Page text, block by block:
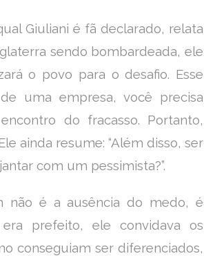
Giuliani é fã declarado, relata
sendo bombardeada, ele
o povo para o desafio. Esse
uma empresa, você precisa
do fracasso. Portanto,
ainda resume: “Além disso, ser
com um pessimista?”.
não é a ausência do medo, é
prefeito, ele convidava os
conseguiam ser diferenciados,